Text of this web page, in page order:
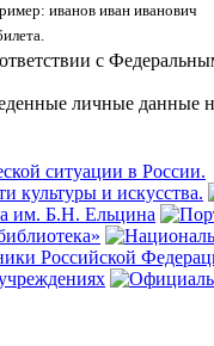
иванов иван иванович
с
личные данные